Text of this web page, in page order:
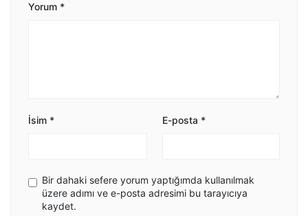
Yorum *
İsim * E-posta *
Bir dahaki sefere yorum yaptığımda kullanılmak
üzere adımı ve e-posta adresimi bu tarayıcıya
kaydet.